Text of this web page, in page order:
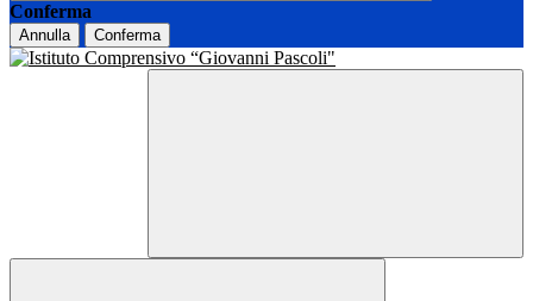
Conferma
Annulla Conferma